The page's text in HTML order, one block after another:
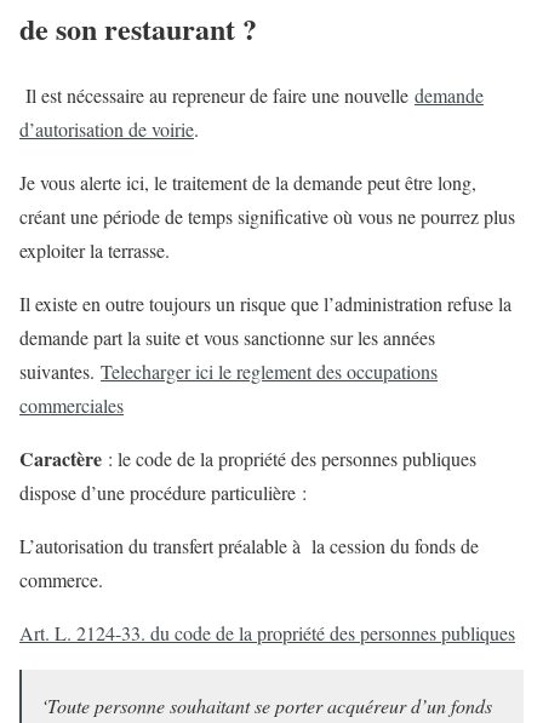
de son restaurant ?
Il est nécessaire au repreneur de faire une nouvelle demande
d’autorisation de voirie.
Je vous alerte ici, le traitement de la demande peut être long,
créant une période de temps significative où vous ne pourrez plus
exploiter la terrasse.
Il existe en outre toujours un risque que l’administration refuse la
demande part la suite et vous sanctionne sur les années
suivantes. Telecharger ici le reglement des occupations
commerciales
Caractère : le code de la propriété des personnes publiques
dispose d’une procédure particulière :
L’autorisation du transfert préalable à la cession du fonds de
commerce.
Art. L. 2124-33. du code de la propriété des personnes publiques
‘Toute personne souhaitant se porter acquéreur d’un fonds